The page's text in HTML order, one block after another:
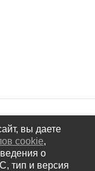
вы даете
cookie,
о
тип и версия